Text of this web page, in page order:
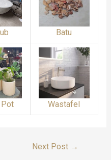
Batu
Wastafel
Next Post →